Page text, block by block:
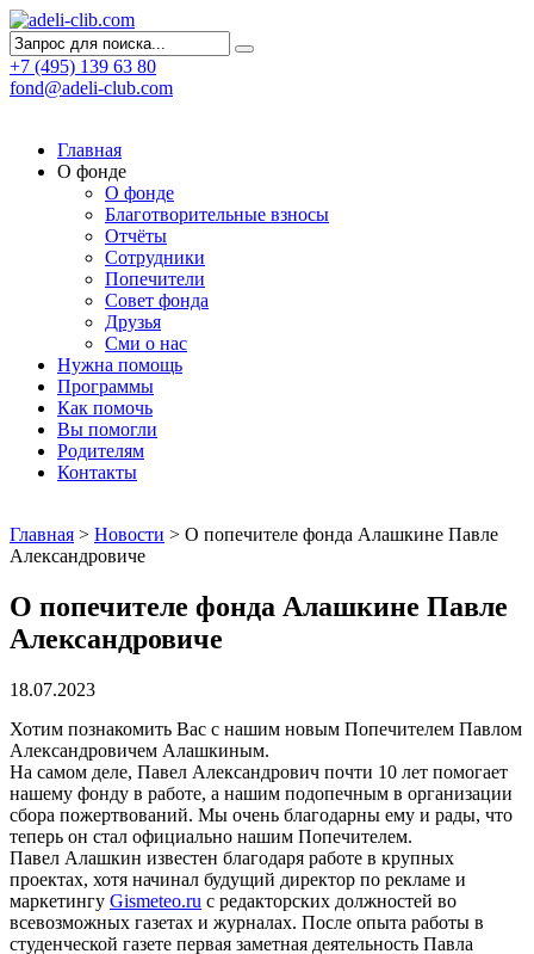
+7 (495) 139 63 80
fond@adeli-club.com
Главная
О фонде
О фонде
Благотворительные взносы
Отчёты
Сотрудники
Попечители
Совет фонда
Друзья
Сми о нас
Нужна помощь
Программы
Как помочь
Вы помогли
Родителям
Контакты
Главная > Новости > О попечителе фонда Алашкине Павле
Александровиче
О попечителе фонда Алашкине Павле
Александровиче
18.07.2023
Хотим познакомить Вас с нашим новым Попечителем Павлом
Александровичем Алашкиным.
На самом деле, Павел Александрович почти 10 лет помогает
нашему фонду в работе, а нашим подопечным в организации
сбора пожертвований. Мы очень благодарны ему и рады, что
теперь он стал официально нашим Попечителем.
Павел Алашкин известен благодаря работе в крупных
проектах, хотя начинал будущий директор по рекламе и
маркетингу Gismeteo.ru с редакторских должностей во
всевозможных газетах и журналах. После опыта работы в
студенческой газете первая заметная деятельность Павла